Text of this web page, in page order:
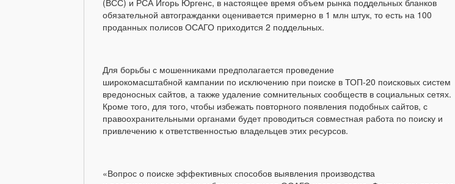
(ВСС) и РСА Игорь Юргенс, в настоящее время объем рынка поддельных бланков
обязательной автогражданки оценивается примерно в 1 млн штук, то есть на 100
проданных полисов ОСАГО приходится 2 поддельных.
Для борьбы с мошенниками предполагается проведение
широкомасштабной кампании по исключению при поиске в ТОП-20 поисковых систем
вредоносных сайтов, а также удаление сомнительных сообществ в социальных сетях.
Кроме того, для того, чтобы избежать повторного появления подобных сайтов, с
правоохранительными органами будет проводиться совместная работа по поиску и
привлечению к ответственностью владельцев этих ресурсов.
«Вопрос о поиске эффективных способов выявления производства